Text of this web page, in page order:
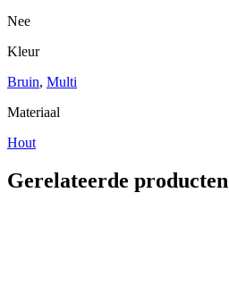
Nee
Kleur
Bruin, Multi
Materiaal
Hout
Gerelateerde producten